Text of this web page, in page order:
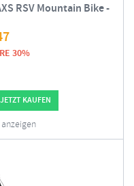
RSV Mountain Bike -
30%
JETZT KAUFEN